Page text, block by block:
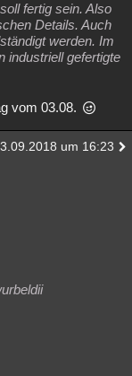
fertig sein. Also
Details. Auch
werden. Im
industriell gefertigte
vom 03.08.
um 16:23